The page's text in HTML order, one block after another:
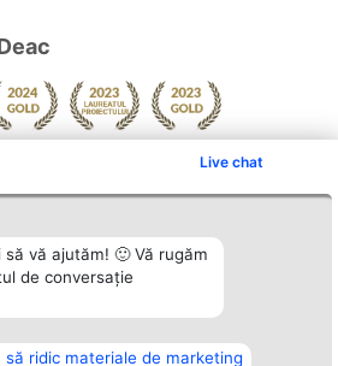
Live chat
vă ajutăm! 🙂 Vă rugăm
de conversație
ridic materiale de marketing
Arată mai multe >>
Plebiscyt
Lista Tuturor
Laureaților
Reguli